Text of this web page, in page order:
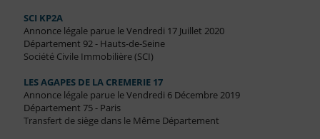
SCI KP2A
Annonce légale parue le Vendredi 17 Juillet 2020
Département 92 - Hauts-de-Seine
Société Civile Immobilière (SCI)
LES AGAPES DE LA CREMERIE 17
Annonce légale parue le Vendredi 6 Décembre 2019
Département 75 - Paris
Transfert de siège dans le Même Département